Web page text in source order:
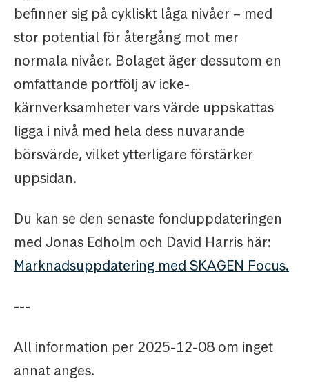
befinner sig på cykliskt låga nivåer – med
stor potential för återgång mot mer
normala nivåer. Bolaget äger dessutom en
omfattande portfölj av icke-
kärnverksamheter vars värde uppskattas
ligga i nivå med hela dess nuvarande
börsvärde, vilket ytterligare förstärker
uppsidan.
Du kan se den senaste fonduppdateringen
med Jonas Edholm och David Harris här:
Marknadsuppdatering med SKAGEN Focus.
---
All information per 2025-12-08 om inget
annat anges.